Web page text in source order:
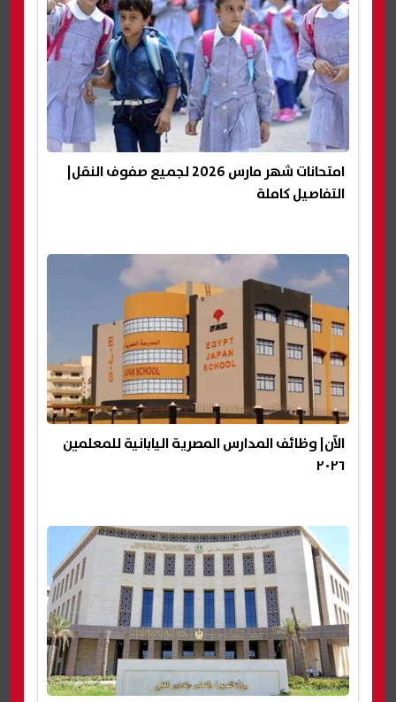
امتحانات شهر مارس 2026 لجميع صفوف النقل|
التفاصيل كاملة
الآن| وظائف المدارس المصرية اليابانية للمعلمين
٢٠٢٦